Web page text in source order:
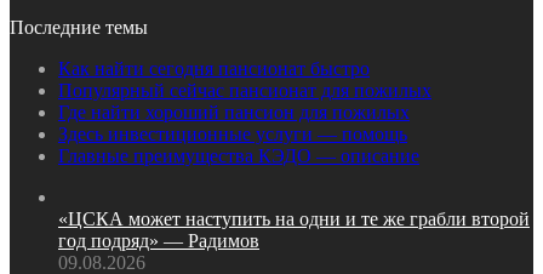
Последние темы
Как найти сегодня пансионат быстро
Популярный сейчас пансионат для пожилых
Где найти хороший пансион для пожилых
Здесь инвестиционные услуги — помощь
Главные преимущества КЭДО — описание
«ЦСКА может наступить на одни и те же грабли второй
год подряд» — Радимов
09.08.2026